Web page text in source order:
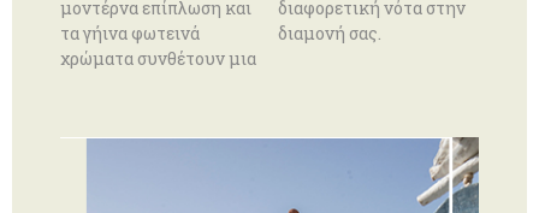
μοντέρνα επίπλωση και
τα γήινα φωτεινά
χρώματα συνθέτουν μια
διαφορετική νότα στην
διαμονή σας.